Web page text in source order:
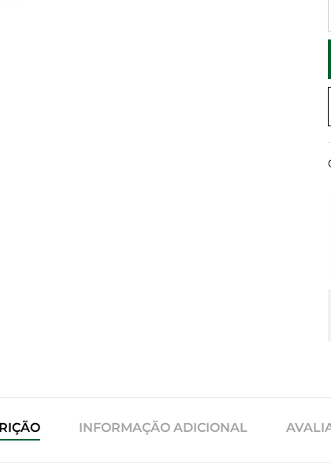
INFORMAÇÃO ADICIONAL